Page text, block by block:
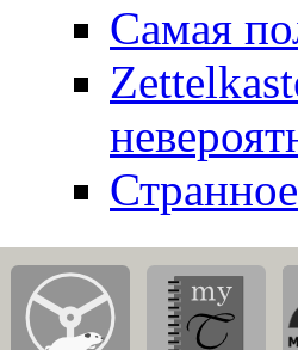
Самая